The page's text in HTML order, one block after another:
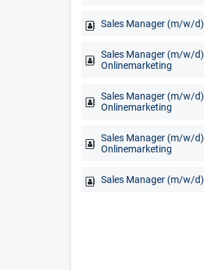
Sales Manager (m/w/d)
Sales Manager (m/w/d)
Onlinemarketing
Sales Manager (m/w/d)
Onlinemarketing
Sales Manager (m/w/d)
Onlinemarketing
Sales Manager (m/w/d)